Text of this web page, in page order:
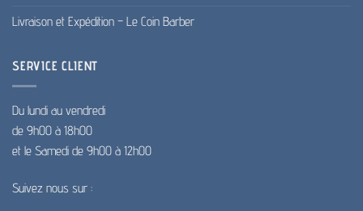
Livraison et Expédition – Le Coin Barber
SERVICE CLIENT
Du lundi au vendredi
de 9h00 à 18h00
et le Samedi de 9h00 à 12h00
Suivez nous sur :